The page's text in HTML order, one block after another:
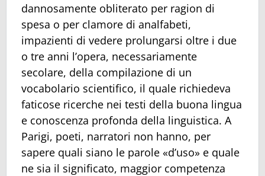
dannosamente obliterato per ragion di
spesa o per clamore di analfabeti,
impazienti di vedere prolungarsi oltre i due
o tre anni l’opera, necessariamente
secolare, della compilazione di un
vocabolario scientifico, il quale richiedeva
faticose ricerche nei testi della buona lingua
e conoscenza profonda della linguistica. A
Parigi, poeti, narratori non hanno, per
sapere quali siano le parole «d’uso» e quale
ne sia il significato, maggior competenza